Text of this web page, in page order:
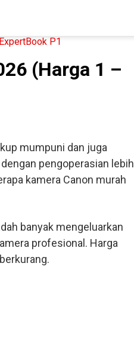
(Harga 1 –
mumpuni dan juga
pengoperasian lebih
kamera Canon murah
banyak mengeluarkan
profesional. Harga